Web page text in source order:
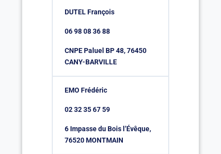
DUTEL François
06 98 08 36 88
CNPE Paluel BP 48, 76450
CANY-BARVILLE
EMO Frédéric
02 32 35 67 59
6 Impasse du Bois l’Évêque,
76520 MONTMAIN